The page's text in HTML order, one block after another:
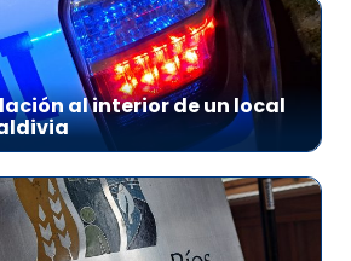
al interior de un local